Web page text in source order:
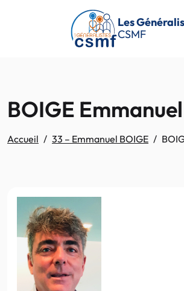
Passer au contenu principal
Les
CSMF
BOIGE
Accueil 33 – Emmanuel BOIGE